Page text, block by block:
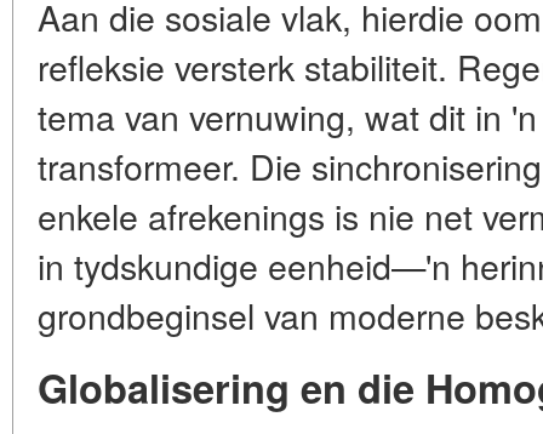
Aan die sosiale vlak, hierdie
refleksie versterk stabiliteit.
tema van vernuwing, wat dit in
transformeer. Die
enkele afrekenings is nie net
in tydskundige eenheid—'n
grondbeginsel van moderne
Globalisering en die